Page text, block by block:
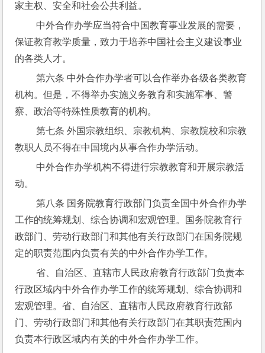
家主权、安全和社会公共利益。
保证教育教学质量，致力于培养中国社会主义建设事业
的各类人才。
第六条 中外合作办学者可以合作举办各级各类教育
机构。但是，不得举办实施义务教育和实施军事、警
察、政治等特殊性质教育的机构。
第七条 外国宗教组织、宗教机构、宗教院校和宗教
教职人员不得在中国境内从事合作办学活动。
动。
第八条 国务院教育行政部门负责全国中外合作办学
工作的统筹规划、综合协调和宏观管理。国务院教育行
政部门、劳动行政部门和其他有关行政部门在国务院规
定的职责范围内负责有关的中外合作办学工作。
省、自治区、直辖市人民政府教育行政部门负责本
行政区域内中外合作办学工作的统筹规划、综合协调和
宏观管理。省、自治区、直辖市人民政府教育行政部
门、劳动行政部门和其他有关行政部门在其职责范围内
负责本行政区域内有关的中外合作办学工作。